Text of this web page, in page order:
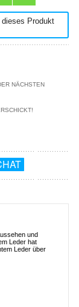
Produkt
NÄCHSTEN
und
Leder hat
Leder über